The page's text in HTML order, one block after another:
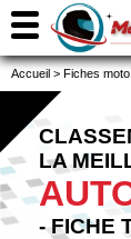
Accueil > Fiches moto
LA
- FICHE